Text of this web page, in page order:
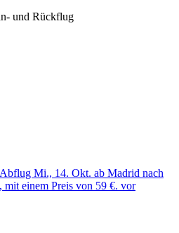
und Rückflug
Mi., 14. Okt. ab Madrid nach
einem Preis von 59 €. vor